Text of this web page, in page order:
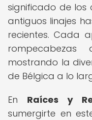
significado de los
antiguos linajes
recientes. Cada
mostrando la
de Bélgica a lo
En Raíces y
sumergirte en